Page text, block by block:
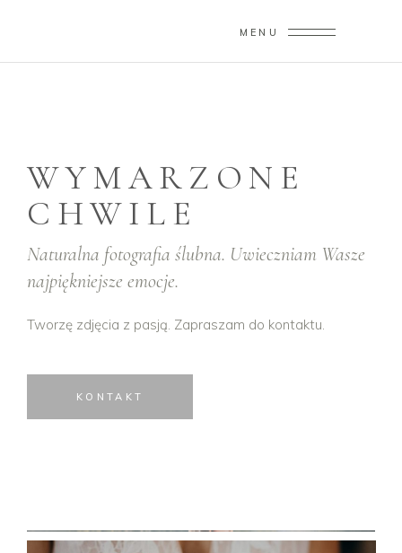
MENU
WYMARZONE
CHWILE
Naturalna fotografia ślubna. Uwieczniam Wasze
najpiękniejsze emocje.
Tworzę zdjęcia z pasją. Zapraszam do kontaktu.
KONTAKT